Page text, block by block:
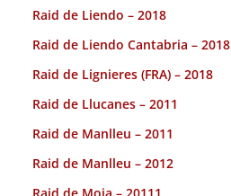
Raid de Liendo – 2018
Raid de Liendo Cantabria – 2018
Raid de Lignieres (FRA) – 2018
Raid de Llucanes – 2011
Raid de Manlleu – 2011
Raid de Manlleu – 2012